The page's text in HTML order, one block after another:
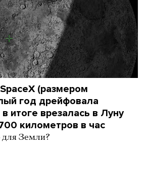
(размером
год дрейфовала
итоге врезалась в Луну
километров в час
для Земли?